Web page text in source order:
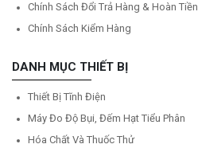
Chính Sách Đổi Trả Hàng & Hoàn Tiền
Chính Sách Kiểm Hàng
DANH MỤC THIẾT BỊ
Thiết Bị Tĩnh Điện
Máy Đo Độ Bụi, Đếm Hạt Tiểu Phân
Hóa Chất Và Thuốc Thử